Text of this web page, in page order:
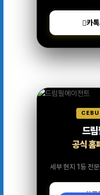
카
드
공식 홈
세부 현지 1등 전